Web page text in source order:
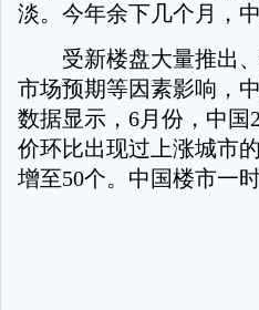
淡。今年余下几个月，
受新楼盘大量推出、
市场预期等因素影响，
数据显示，6月份，中
价环比出现过上涨城市
增至50个。中国楼市一时